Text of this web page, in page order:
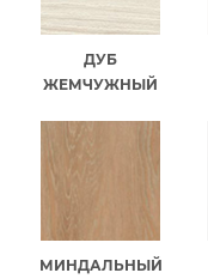
ДУБ
ЖЕМЧУЖНЫЙ
МИНДАЛЬНЫЙ